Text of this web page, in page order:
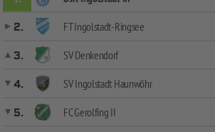
2.
FT Ingolstadt-Ringsee
3.
SV Denkendorf
4.
SV Ingolstadt Haunwöhr
5.
FC Gerolfing II